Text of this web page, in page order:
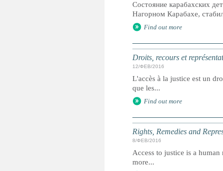
Состояние карабахских
Нагорном Карабахе,
Find out more
Droits, recours et
12/ФЕВ/2016
L'accès à la justice est un
que les...
Find out more
Rights, Remedies and
8/ФЕВ/2016
Access to justice is a
more...